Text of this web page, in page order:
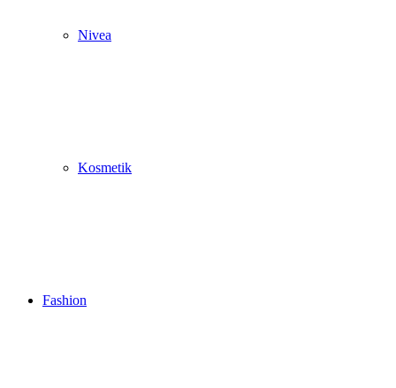
Nivea
Kosmetik
Fashion